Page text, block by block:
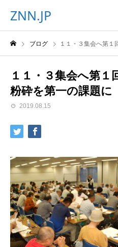
ZNN.JP
ブログ １１・３集会へ第１
１１・３集会へ第
粉砕を第一の課題に
2019.08.15